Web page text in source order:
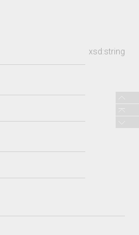
xsd:string